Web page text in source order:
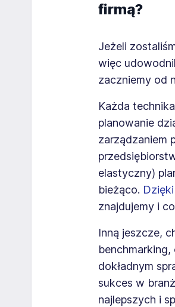
firmą?
Jeżeli
więc
zaczniemy od
Każda
planowanie
zarządzaniem
elastyczny)
bieżąco.
znajdujemy i
Inną jeszcze,
dokładnym
sukces w
najlepszych i